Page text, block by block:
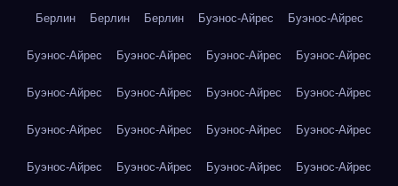
Берлин Берлин Берлин Буэнос-Айрес Буэнос-Айрес
Буэнос-Айрес Буэнос-Айрес Буэнос-Айрес Буэнос-Айрес
Буэнос-Айрес Буэнос-Айрес Буэнос-Айрес Буэнос-Айрес
Буэнос-Айрес Буэнос-Айрес Буэнос-Айрес Буэнос-Айрес
Буэнос-Айрес Буэнос-Айрес Буэнос-Айрес Буэнос-Айрес